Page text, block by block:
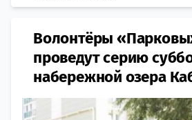
Волонтёры
проведут серию
набережной озера